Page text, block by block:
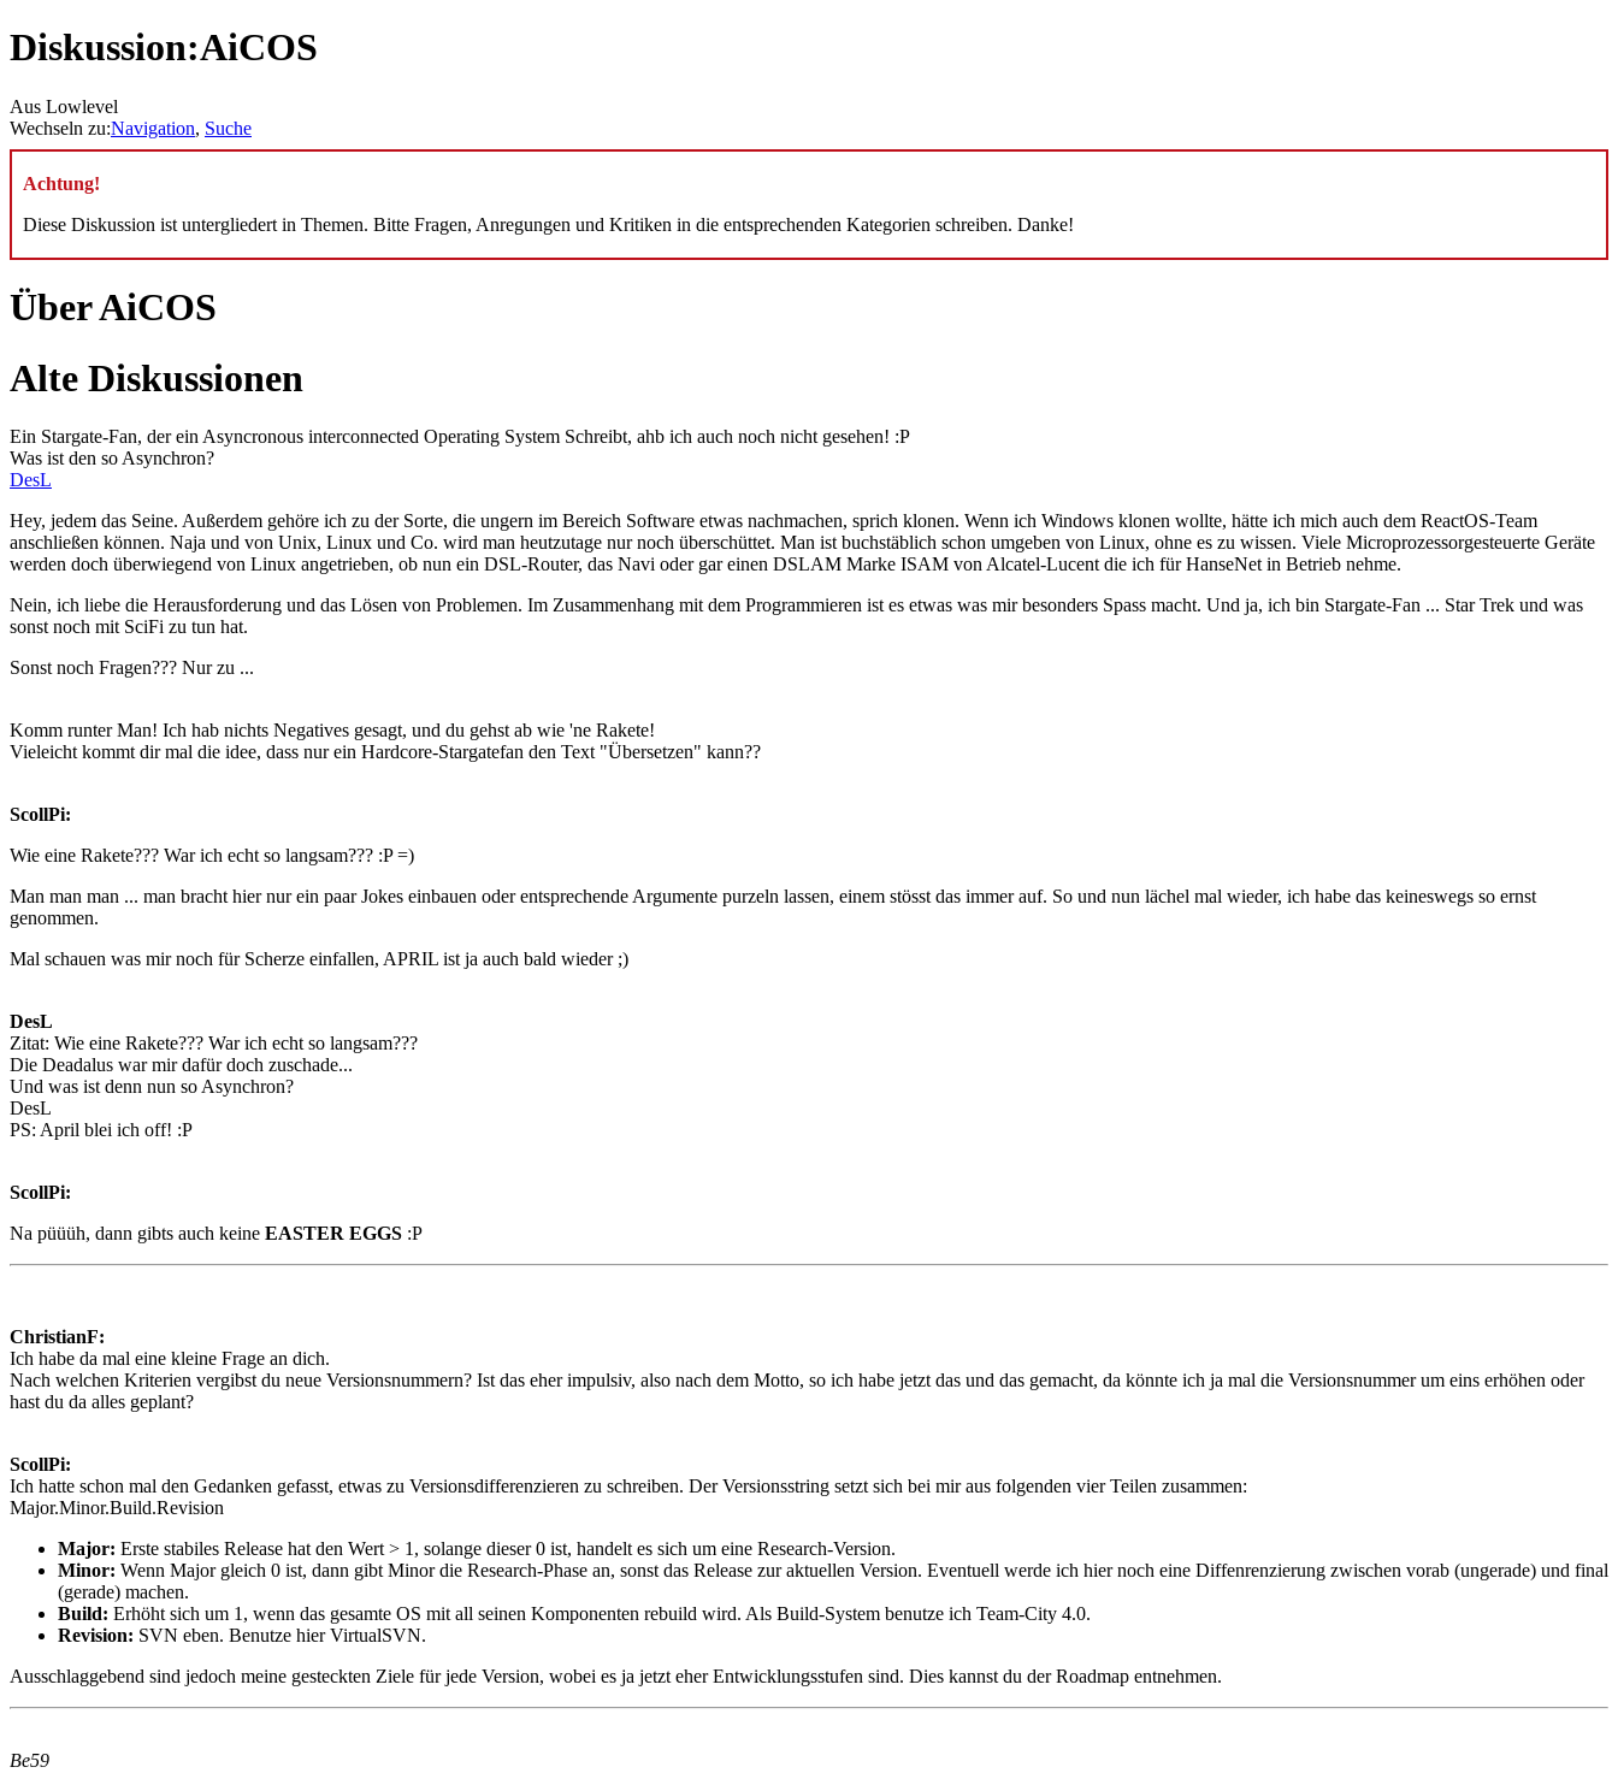
Diskussion:AiCOS
Aus Lowlevel
Wechseln zu:Navigation, Suche
Achtung!
Diese Diskussion ist untergliedert in Themen. Bitte Fragen, Anregungen und Kritiken in die entsprechenden Kategorien schreiben. Danke!
Über AiCOS
Alte Diskussionen
Ein Stargate-Fan, der ein Asyncronous interconnected Operating System Schreibt, ahb ich auch noch nicht gesehen! :P
Was ist den so Asynchron?
DesL
Hey, jedem das Seine. Außerdem gehöre ich zu der Sorte, die ungern im Bereich Software etwas nachmachen, sprich klonen. Wenn ich Windows klonen wollte, hätte ich mich auch dem ReactOS-Team
anschließen können. Naja und von Unix, Linux und Co. wird man heutzutage nur noch überschüttet. Man ist buchstäblich schon umgeben von Linux, ohne es zu wissen. Viele Microprozessorgesteuerte Geräte
werden doch überwiegend von Linux angetrieben, ob nun ein DSL-Router, das Navi oder gar einen DSLAM Marke ISAM von Alcatel-Lucent die ich für HanseNet in Betrieb nehme.
Nein, ich liebe die Herausforderung und das Lösen von Problemen. Im Zusammenhang mit dem Programmieren ist es etwas was mir besonders Spass macht. Und ja, ich bin Stargate-Fan ... Star Trek und was
sonst noch mit SciFi zu tun hat.
Sonst noch Fragen??? Nur zu ...
Komm runter Man! Ich hab nichts Negatives gesagt, und du gehst ab wie 'ne Rakete!
Vieleicht kommt dir mal die idee, dass nur ein Hardcore-Stargatefan den Text "Übersetzen" kann??
ScollPi:
Wie eine Rakete??? War ich echt so langsam??? :P =)
Man man man ... man bracht hier nur ein paar Jokes einbauen oder entsprechende Argumente purzeln lassen, einem stösst das immer auf. So und nun lächel mal wieder, ich habe das keineswegs so ernst
genommen.
Mal schauen was mir noch für Scherze einfallen, APRIL ist ja auch bald wieder ;)
DesL
Zitat: Wie eine Rakete??? War ich echt so langsam???
Die Deadalus war mir dafür doch zuschade...
Und was ist denn nun so Asynchron?
DesL
PS: April blei ich off! :P
ScollPi:
Na püüüh, dann gibts auch keine EASTER EGGS :P
ChristianF:
Ich habe da mal eine kleine Frage an dich.
Nach welchen Kriterien vergibst du neue Versionsnummern? Ist das eher impulsiv, also nach dem Motto, so ich habe jetzt das und das gemacht, da könnte ich ja mal die Versionsnummer um eins erhöhen oder
hast du da alles geplant?
ScollPi:
Ich hatte schon mal den Gedanken gefasst, etwas zu Versionsdifferenzieren zu schreiben. Der Versionsstring setzt sich bei mir aus folgenden vier Teilen zusammen:
Major.Minor.Build.Revision
Major: Erste stabiles Release hat den Wert > 1, solange dieser 0 ist, handelt es sich um eine Research-Version.
Minor: Wenn Major gleich 0 ist, dann gibt Minor die Research-Phase an, sonst das Release zur aktuellen Version. Eventuell werde ich hier noch eine Diffenrenzierung zwischen vorab (ungerade) und final
(gerade) machen.
Build: Erhöht sich um 1, wenn das gesamte OS mit all seinen Komponenten rebuild wird. Als Build-System benutze ich Team-City 4.0.
Revision: SVN eben. Benutze hier VirtualSVN.
Ausschlaggebend sind jedoch meine gesteckten Ziele für jede Version, wobei es ja jetzt eher Entwicklungsstufen sind. Dies kannst du der Roadmap entnehmen.
Be59